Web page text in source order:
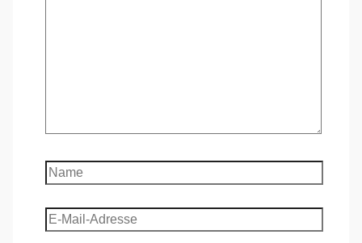
Name
E-
Mail-